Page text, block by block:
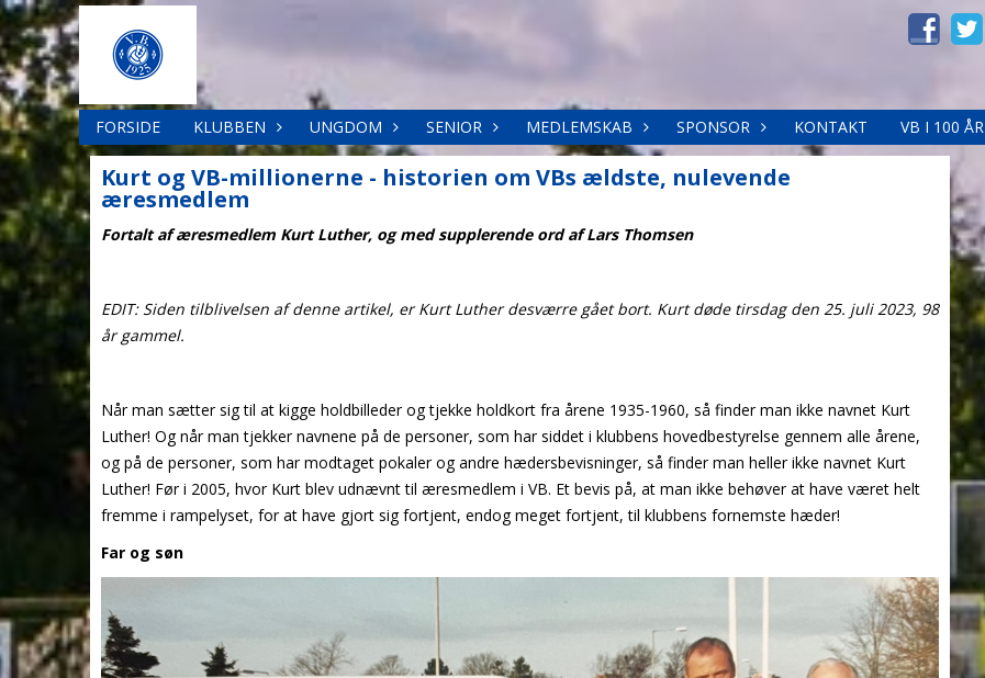
FORSIDE KLUBBEN UNGDOM SENIOR MEDLEMSKAB SPONSOR KONTAKT VB I 100 ÅR
Kurt og VB-millionerne - historien om VBs ældste, nulevende
æresmedlem
Fortalt af æresmedlem Kurt Luther, og med supplerende ord af Lars Thomsen
EDIT: Siden tilblivelsen af denne artikel, er Kurt Luther desværre gået bort. Kurt døde tirsdag den 25. juli 2023, 98
år gammel.
Når man sætter sig til at kigge holdbilleder og tjekke holdkort fra årene 1935-1960, så finder man ikke navnet Kurt
Luther! Og når man tjekker navnene på de personer, som har siddet i klubbens hovedbestyrelse gennem alle årene,
og på de personer, som har modtaget pokaler og andre hædersbevisninger, så finder man heller ikke navnet Kurt
Luther! Før i 2005, hvor Kurt blev udnævnt til æresmedlem i VB. Et bevis på, at man ikke behøver at have været helt
fremme i rampelyset, for at have gjort sig fortjent, endog meget fortjent, til klubbens fornemste hæder!
Far og søn